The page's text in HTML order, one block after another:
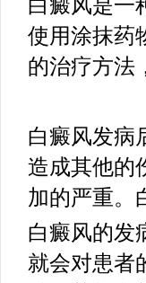
白癜风是一
使用涂抹药
的治疗方法
白癜风发病
造成其他的
加的严重。
白癜风的发
就会对患者